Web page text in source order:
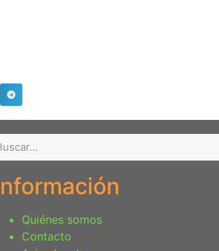
Quiénes somos
Contacto